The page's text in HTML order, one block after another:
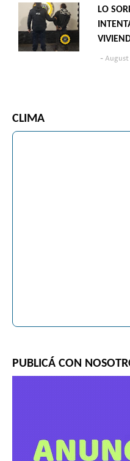
LO
August
CLIMA
PUBLICÁ CON